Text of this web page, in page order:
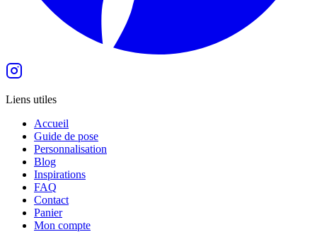
Liens utiles
Accueil
Guide de pose
Personnalisation
Blog
Inspirations
FAQ
Contact
Panier
Mon compte